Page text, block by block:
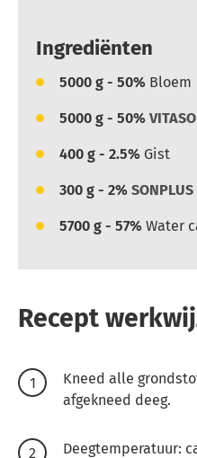
Ingrediënten
5000 g - 50% Bloem
5000 g - 50%
400 g - 2.5% Gist
300 g - 2%
5700 g - 57% Water
Recept
Kneed alle
afgekneed deeg.
Deegtemperatuur: